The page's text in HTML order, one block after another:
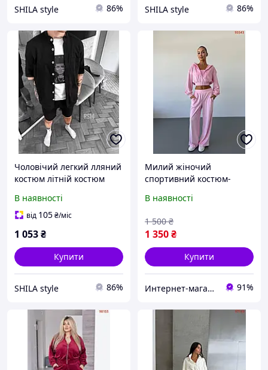
SHILA style 86% SHILA style 86%
Чоловічий легкий лляний
костюм літній костюм
(48-50) L (52-54)
В наявності
від 105₴/міс
1 053₴
Купити
SHILA style 86%
Милий жіночий
спортивний костюм-
розмірах 42-48 Виробник
В наявності
1 350₴
1 500 ₴
Купити
Интернет-магазин "All Shop" 91%